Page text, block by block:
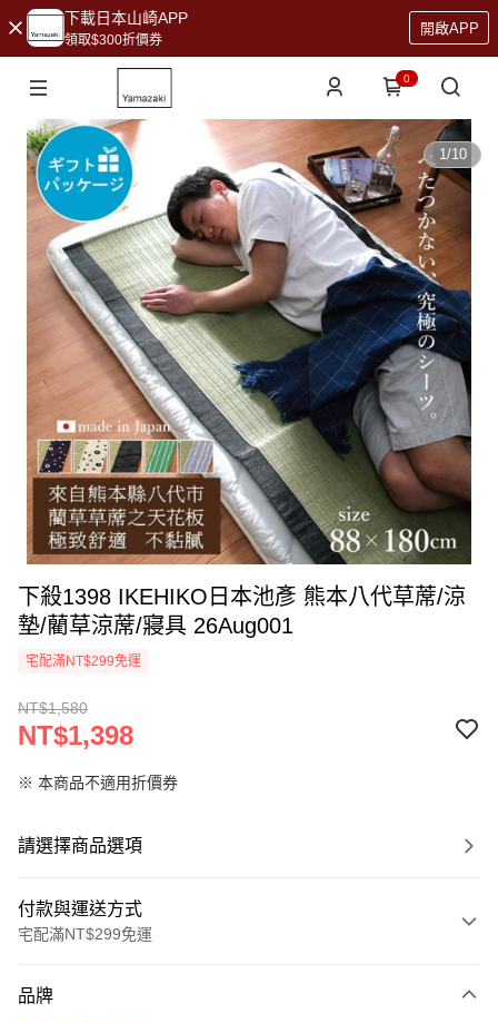
下載日本山崎APP
領取$300折價券
開啟APP
0
1/10
下殺1398 IKEHIKO日本池彥 熊本八代草蓆/涼
墊/藺草涼蓆/寢具 26Aug001
宅配滿NT$299免運
NT$1,580
NT$1,398
※ 本商品不適用折價券
請選擇商品選項
付款與運送方式
宅配滿NT$299免運
信用卡一次付款
品牌